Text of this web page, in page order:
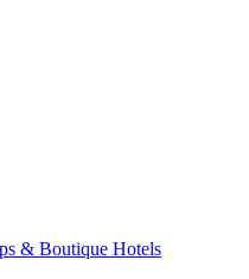
& Boutique Hotels